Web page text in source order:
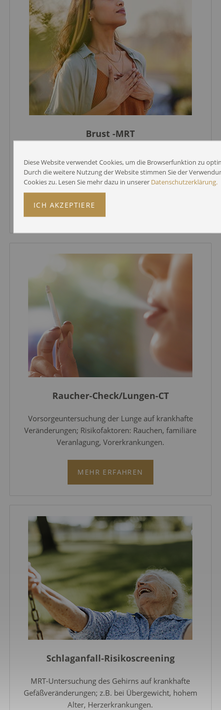
Brust -MRT
MEHR ERFAHREN
Raucher-Check/Lungen-CT
Vorsorgeuntersuchung der Lunge auf krankhafte
Veränderungen; Risikofaktoren: Rauchen, familiäre
Veranlagung, Vorerkrankungen.
MEHR ERFAHREN
Schlaganfall-Risikoscreening
MRT-Untersuchung des Gehirns auf krankhafte
Gefäßveränderungen; z.B. bei Übergewicht, hohem
Alter, Herzerkrankungen.
Diese Website verwendet Cookies, um die Browserfunktion zu
Durch die weitere Nutzung der Website stimmen Sie der
Cookies zu. Lesen Sie mehr dazu in unserer Datenschutzerklärung.
ICH AKZEPTIERE